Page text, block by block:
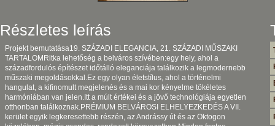
Részletes leírás
Projekt bemutatása19. SZÁZADI ELEGANCIA, 21. SZÁZADI MŰSZAKI
TARTALOMRitka lehetőség a belváros szívében:egy hely, ahol a
századfordulós építészet időtálló eleganciája találkozik a legmodernebb
műszaki megoldásokkal.Ez egy olyan életstílus, ahol a történelmi
hangulat, a kifinomult megjelenés és a mai kor kényelme tökéletes
harmóniában van jelen.Itt a múlt értékei és a jövő technológiája egyetlen
otthonban találkoznak.PRÉMIUM BELVÁROSI ELHELYEZKEDÉS A VII.
kerület egyik legkeresettebb részén, az Andrássy út és az Oktogon